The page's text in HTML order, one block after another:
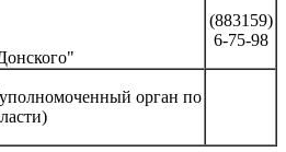
(883159)
6-75-98
орган по